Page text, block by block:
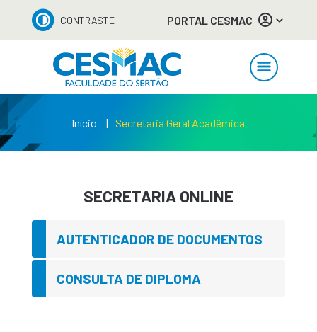
CONTRASTE PORTAL CESMAC
Início Secretaria Geral Acadêmica
SECRETARIA ONLINE
AUTENTICADOR DE DOCUMENTOS
CONSULTA DE DIPLOMA